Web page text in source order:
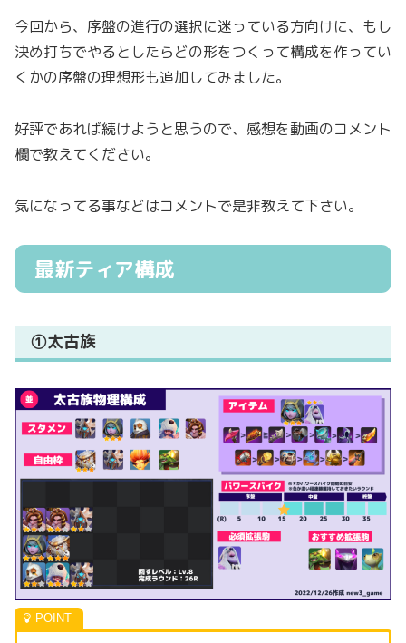
今回から、序盤の進行の選択に迷っている方向けに、もし
決め打ちでやるとしたらどの形をつくって構成を作ってい
くかの序盤の理想形も追加してみました。
好評であれば続けようと思うので、感想を動画のコメント
欄で教えてください。
気になってる事などはコメントで是非教えて下さい。
最新ティア構成
①太古族